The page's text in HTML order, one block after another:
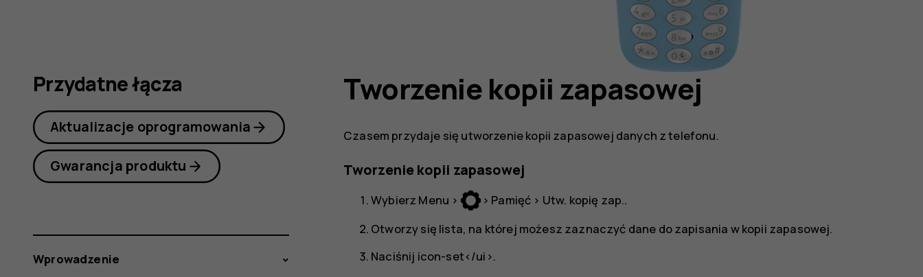
Tworzenie kopii zapasowej
Czasem przydaje się utworzenie kopii zapasowej danych z telefonu.
Tworzenie kopii zapasowej
Wybierz Menu > > Pamięć > Utw. kopię zap..
Otworzy się lista, na której możesz zaznaczyć dane do zapisania w kopii zapasowej.
Naciśnij icon-set</ui>.
Przydatne łącza
Aktualizacje oprogramowania
Gwarancja produktu
Wprowadzenie